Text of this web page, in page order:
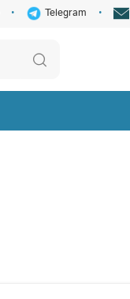
Telegram